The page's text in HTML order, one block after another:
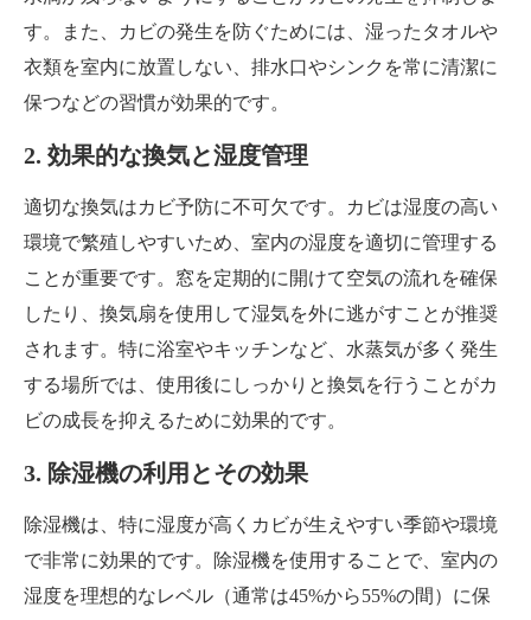
す。また、カビの発生を防ぐためには、湿ったタオルや
衣類を室内に放置しない、排水口やシンクを常に清潔に
保つなどの習慣が効果的です。
2. 効果的な換気と湿度管理
適切な換気はカビ予防に不可欠です。カビは湿度の高い
環境で繁殖しやすいため、室内の湿度を適切に管理する
ことが重要です。窓を定期的に開けて空気の流れを確保
したり、換気扇を使用して湿気を外に逃がすことが推奨
されます。特に浴室やキッチンなど、水蒸気が多く発生
する場所では、使用後にしっかりと換気を行うことがカ
ビの成長を抑えるために効果的です。
3. 除湿機の利用とその効果
除湿機は、特に湿度が高くカビが生えやすい季節や環境
で非常に効果的です。除湿機を使用することで、室内の
湿度を理想的なレベル（通常は45%から55%の間）に保